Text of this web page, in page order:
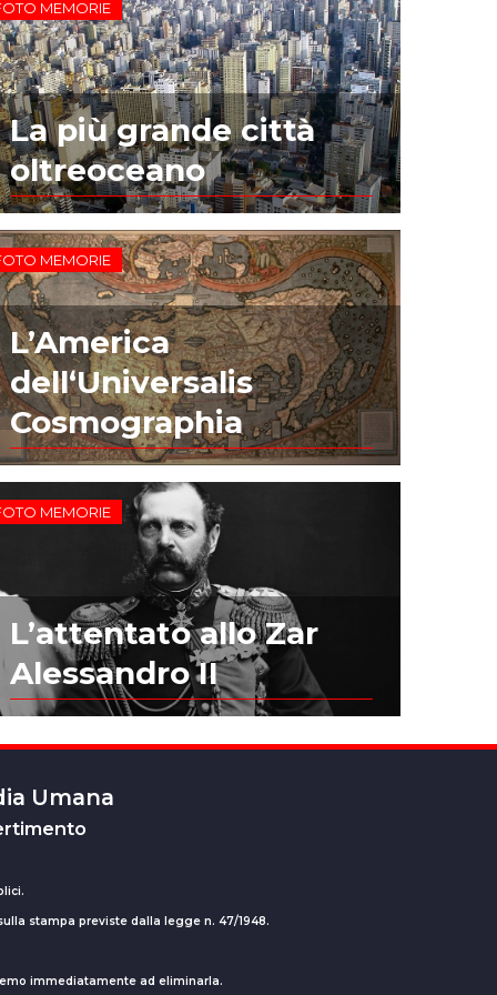
MEMORIE
La più grande città
oltreoceano
MEMORIE
L’America
dell‘Universalis
Cosmographia
MEMORIE
L’attentato allo Zar
Alessandro II
Umana
stampa previste dalla legge n. 47/1948.
immediatamente ad eliminarla.